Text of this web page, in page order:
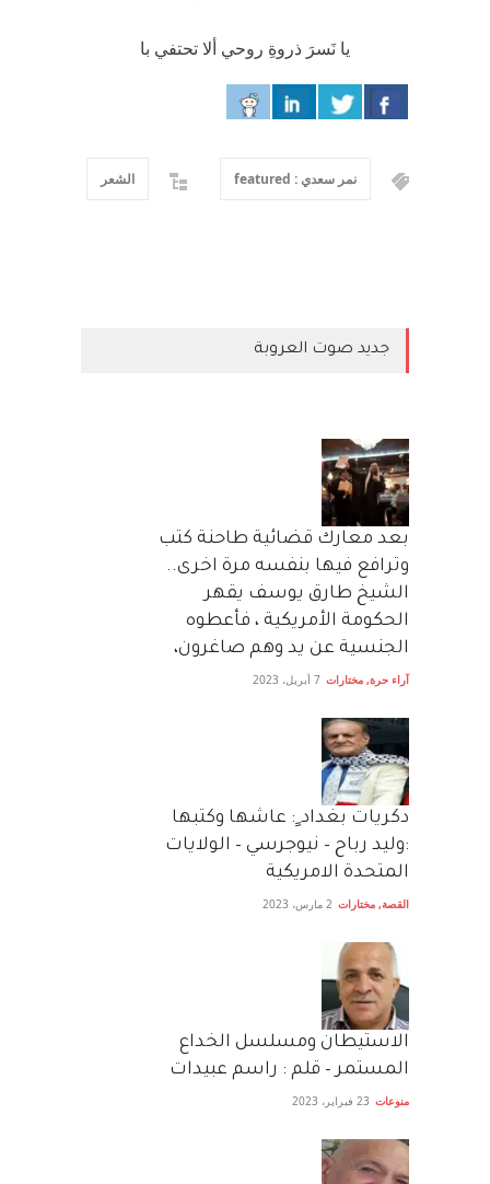
يا نَسرَ ذروةِ روحي ألا تحتفي با
نمر سعدي : featured الشعر
جديد صوت العروبة
بعد معارك قضائية طاحنة كتب
وترافع فيها بنفسه مرة اخرى..
الشيخ طارق يوسف يقهر
الحكومة الأمريكية ، فأعطوه
الجنسية عن يد وهم صاغرون،
آراء حرة, مختارات 7 أبريل، 2023
دكريات بغداد ٍ: عاشها وكتبها
:وليد رباح – نيوجرسي – الولايات
المتحدة الامريكية
القصة, مختارات 2 مارس، 2023
الاستيطان ومسلسل الخداع
المستمر – قلم : راسم عبيدات
منوعات 23 فبراير، 2023